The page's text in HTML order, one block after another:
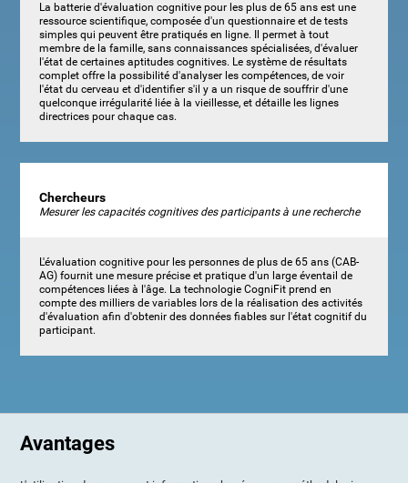
La batterie d'évaluation cognitive pour les plus de 65 ans est une
ressource scientifique, composée d'un questionnaire et de tests
simples qui peuvent être pratiqués en ligne. Il permet à tout
membre de la famille, sans connaissances spécialisées, d'évaluer
l'état de certaines aptitudes cognitives. Le système de résultats
complet offre la possibilité d'analyser les compétences, de voir
l'état du cerveau et d'identifier s'il y a un risque de souffrir d'une
quelconque irrégularité liée à la vieillesse, et détaille les lignes
directrices pour chaque cas.
Chercheurs
Mesurer les capacités cognitives des participants à une recherche
L'évaluation cognitive pour les personnes de plus de 65 ans (CAB-
AG) fournit une mesure précise et pratique d'un large éventail de
compétences liées à l'âge. La technologie CogniFit prend en
compte des milliers de variables lors de la réalisation des activités
d'évaluation afin d'obtenir des données fiables sur l'état cognitif du
participant.
Avantages